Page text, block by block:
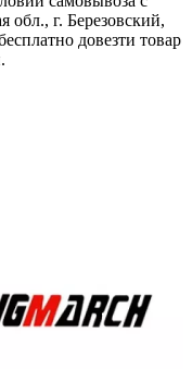
обл., г. Березовский,
довезти товар